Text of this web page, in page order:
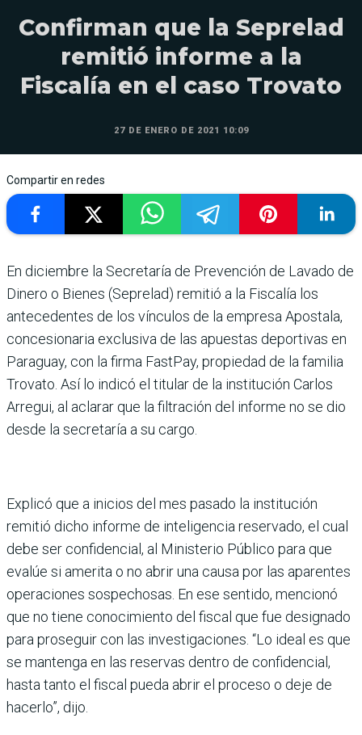
Confirman que la Seprelad
remitió informe a la
Fiscalía en el caso Trovato
27 DE ENERO DE 2021 10:09
Compartir en redes
En diciembre la Secretaría de Prevención de Lavado de
Dinero o Bienes (Seprelad) remitió a la Fiscalía los
antecedentes de los vínculos de la empresa Apostala,
concesionaria exclusiva de las apuestas deportivas en
Paraguay, con la firma FastPay, propiedad de la familia
Trovato. Así lo indicó el titular de la institución Carlos
Arregui, al aclarar que la filtración del informe no se dio
desde la secretaría a su cargo.
Explicó que a inicios del mes pasado la institución
remitió dicho informe de inteligencia reservado, el cual
debe ser confidencial, al Ministerio Público para que
evalúe si amerita o no abrir una causa por las aparentes
operaciones sospechosas. En ese sentido, mencionó
que no tiene conocimiento del fiscal que fue designado
para proseguir con las investigaciones. “Lo ideal es que
se mantenga en las reservas dentro de confidencial,
hasta tanto el fiscal pueda abrir el proceso o deje de
hacerlo”, dijo.